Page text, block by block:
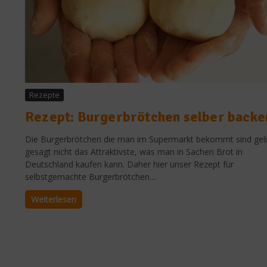
Rezepte
Rezept: Burgerbrötchen selber
Die Burgerbrötchen die man im Supermarkt bekommt sind
gesagt nicht das Attraktivste, was man in Sachen Brot in
Deutschland kaufen kann. Daher hier unser Rezept für
selbstgemachte Burgerbrötchen....
Weiterlesen